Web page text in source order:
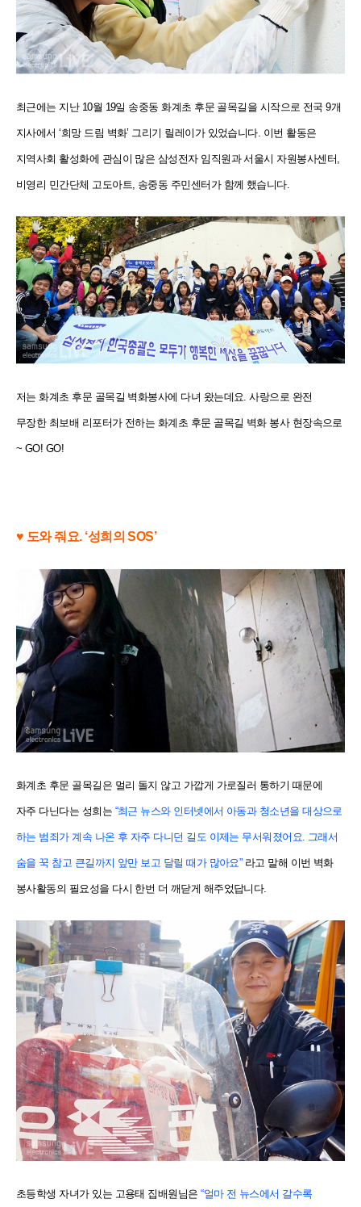
최근에는 지난 10월 19일 송중동 화계초 후문 골목길을 시작으로 전국 9개
지사에서 ‘희망 드림 벽화’ 그리기 릴레이가 있었습니다. 이번 활동은
지역사회 활성화에 관심이 많은 삼성전자 임직원과 서울시 자원봉사센터,
비영리 민간단체 고도아트, 송중동 주민센터가 함께 했습니다.
저는 화계초 후문 골목길 벽화봉사에 다녀 왔는데요. 사랑으로 완전
무장한 최보배 리포터가 전하는 화계초 후문 골목길 벽화 봉사 현장속으로
~ GO! GO!
♥ 도와 줘요. ‘성희의 SOS’
화계초 후문 골목길은 멀리 돌지 않고 가깝게 가로질러 통하기 때문에
자주 다닌다는 성희는 “최근 뉴스와 인터넷에서 아동과 청소년을 대상으로
하는 범죄가 계속 나온 후 자주 다니던 길도 이제는 무서워졌어요. 그래서
숨을 꾹 참고 큰길까지 앞만 보고 달릴 때가 많아요” 라고 말해 이번 벽화
봉사활동의 필요성을 다시 한번 더 깨닫게 해주었답니다.
초등학생 자녀가 있는 고용태 집배원님은“얼마 전 뉴스에서 갈수록